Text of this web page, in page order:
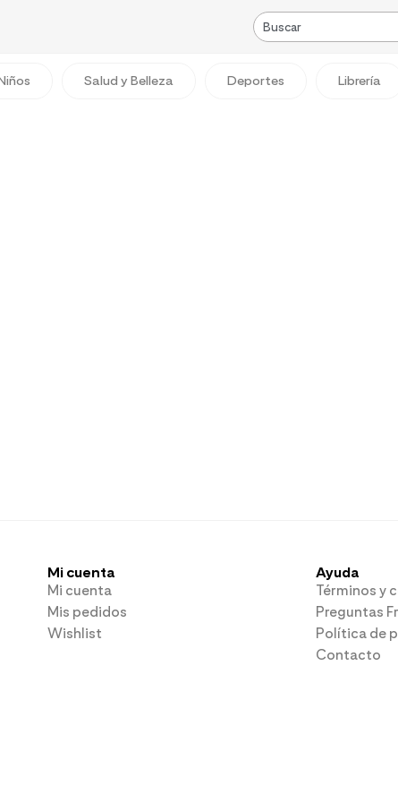
Salud y Belleza Deportes Librería
Mi cuenta
Mi cuenta
Mis pedidos
Wishlist
Ayuda
Términos y
Preguntas
Política de
Contacto